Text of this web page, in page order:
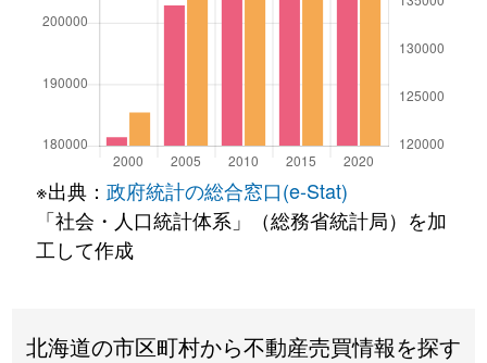
※出典： 政府統計の総合窓口(e-Stat)
「社会・人口統計体系」（総務省統計局）を加
工して作成
北海道の市区町村から不動産売買情報を探す